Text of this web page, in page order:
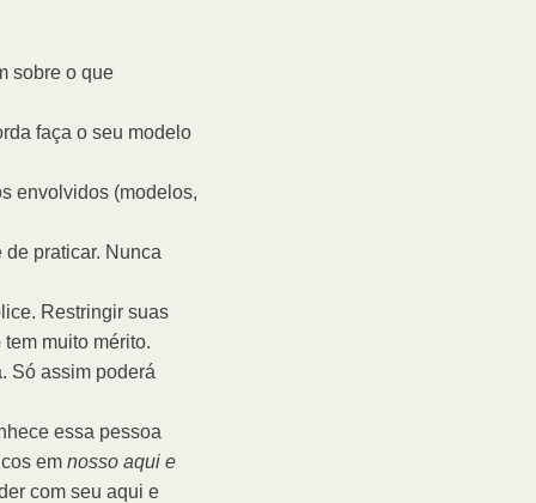
sobre o que
faça o seu modelo
envolvidos (modelos,
praticar. Nunca
Restringir suas
muito mérito.
Só assim poderá
essa pessoa
em nosso aqui e
com seu aqui e